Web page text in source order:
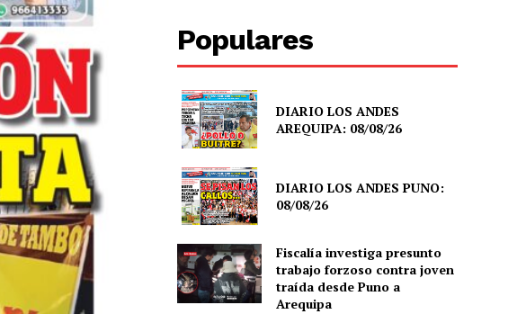
Populares
DIARIO LOS ANDES
AREQUIPA: 08/08/26
DIARIO LOS ANDES PUNO:
08/08/26
Fiscalía investiga presunto
trabajo forzoso contra joven
traída desde Puno a
Arequipa